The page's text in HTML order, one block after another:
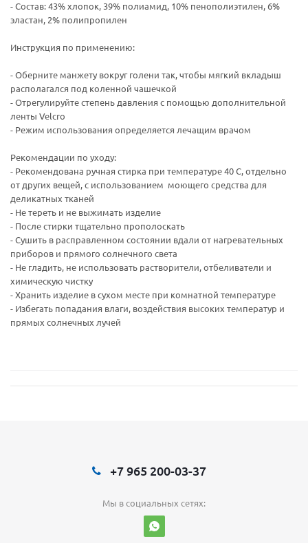
- Состав: 43% хлопок, 39% полиамид, 10% пенополиэтилен, 6%
эластан, 2% полипропилен
Инструкция по применению:
- Оберните манжету вокруг голени так, чтобы мягкий вкладыш
располагался под коленной чашечкой
- Отрегулируйте степень давления с помощью дополнительной
ленты Velcro
- Режим использования определяется лечащим врачом
Рекомендации по уходу:
- Рекомендована ручная стирка при температуре 40 С, отдельно
от других вещей, с использованием моющего средства для
деликатных тканей
- Не тереть и не выжимать изделие
- После стирки тщательно прополоскать
- Сушить в расправленном состоянии вдали от нагревательных
приборов и прямого солнечного света
- Не гладить, не использовать растворители, отбеливатели и
химическую чистку
- Хранить изделие в сухом месте при комнатной температуре
- Избегать попадания влаги, воздействия высоких температур и
прямых солнечных лучей
+7 965 200-03-37
Мы в социальных сетях: